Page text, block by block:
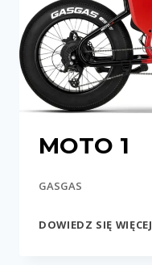
MOTO 1
GASGAS
DOWIEDZ SIĘ WIĘCEJ